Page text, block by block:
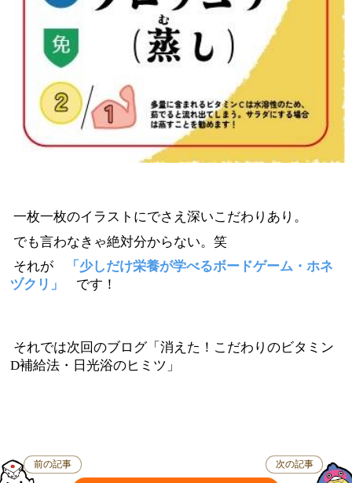
一枚一枚のイラストにでさえ深いこだわりあり。
でも言わなきゃ絶対分からない。笑
それが
「少しだけ栄養が学べるボードゲーム・ホネ
ヅクリ」
です！
それでは次回のブログ「消えた！こだわりのビタミン
D補給法・日光浴のヒミツ」
前の記事 次の記事